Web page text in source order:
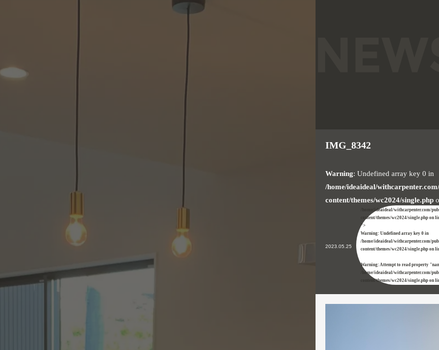
IMG_8342
Warning: Undefined array key 0 in
/home/ideaideal/
content/themes/wc2024/single.php
2023.05.25
/home/ideaideal/withcarpenter.com/
content/themes/wc2024/single.php on
">
Warning: Undefined array key 0 in
/home/ideaideal/withcarpenter.com/
content/themes/wc2024/single.php on
Warning: Attempt to read property
/home/ideaideal/withcarpenter.com/
content/themes/wc2024/single.php on